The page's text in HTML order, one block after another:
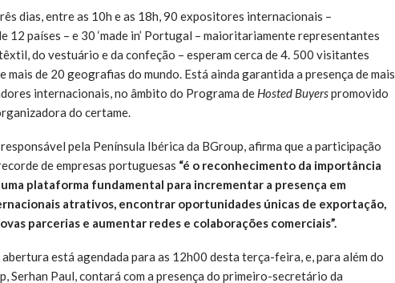
dias, entre as 10h e as 18h, 90 expositores internacionais –
12 países – e 30 ‘made in’ Portugal – maioritariamente representantes
do vestuário e da confeção – esperam cerca de 4. 500 visitantes
mais de 20 geografias do mundo. Está ainda garantida a presença de mais
internacionais, no âmbito do Programa de Hosted Buyerspromovido
do certame.
pela Península Ibérica da BGroup, afirma que a participação
de empresas portuguesas “é o reconhecimento da importância
plataforma fundamental para incrementar a presença em
atrativos, encontrar oportunidades únicas de exportação,
parcerias e aumentar redes e colaborações comerciais”.
abertura está agendada para as 12h00 desta terça-feira, e, para além do
Serhan Paul, contará com a presença do primeiro-secretário da